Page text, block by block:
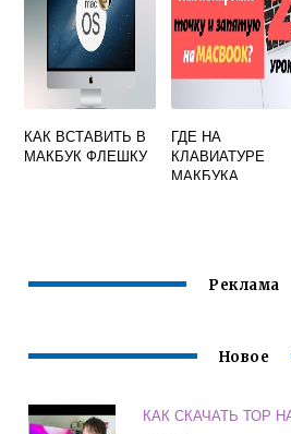
КАК ВСТАВИТЬ В
МАКБУК ФЛЕШКУ
ГДЕ НА
КЛАВИАТУРЕ
МАКБУКА
Реклама
Новое
КАК СКАЧАТЬ ТОР